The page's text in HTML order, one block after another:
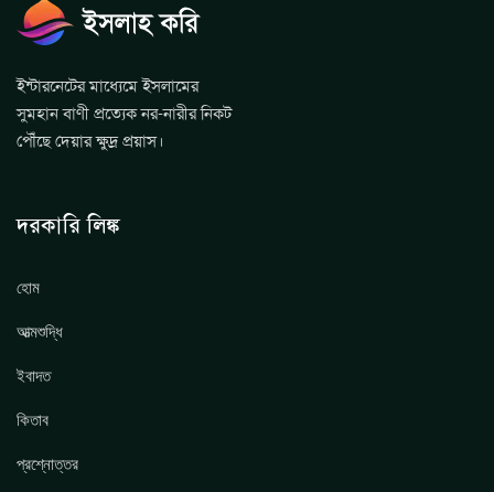
ইন্টারনেটের মাধ্যেমে ইসলামের
সুমহান বাণী প্রত্যেক নর-নারীর নিকট
পৌঁছে দেয়ার ক্ষুদ্র প্রয়াস।
দরকারি লিঙ্ক
হোম
আত্মশুদ্ধি
ইবাদত
কিতাব
প্রশ্নোত্তর